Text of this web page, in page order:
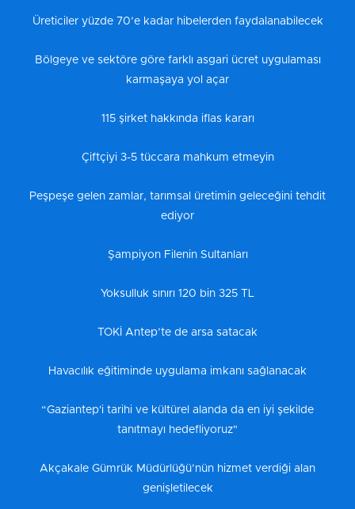
Üreticiler yüzde 70’e kadar hibelerden faydalanabilecek
Bölgeye ve sektöre göre farklı asgari ücret uygulaması
karmaşaya yol açar
115 şirket hakkında iflas kararı
Çiftçiyi 3-5 tüccara mahkum etmeyin
Peşpeşe gelen zamlar, tarımsal üretimin geleceğini tehdit
ediyor
Şampiyon Filenin Sultanları
Yoksulluk sınırı 120 bin 325 TL
TOKİ Antep’te de arsa satacak
Havacılık eğitiminde uygulama imkanı sağlanacak
“Gaziantep'i tarihi ve kültürel alanda da en iyi şekilde
tanıtmayı hedefliyoruz"
Akçakale Gümrük Müdürlüğü’nün hizmet verdiği alan
genişletilecek